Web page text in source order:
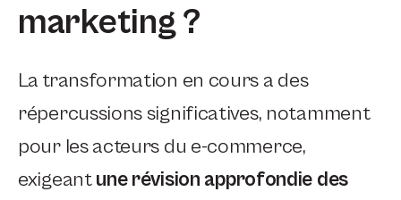
marketing ?
La transformation en cours a des
répercussions significatives, notamment
pour les acteurs du e-commerce,
exigeantune révision approfondie des